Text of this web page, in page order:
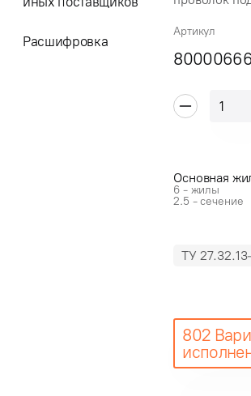
Расшифровка
Артикул
Основная
6 - жилы
2.5 - сечение
ТУ
802